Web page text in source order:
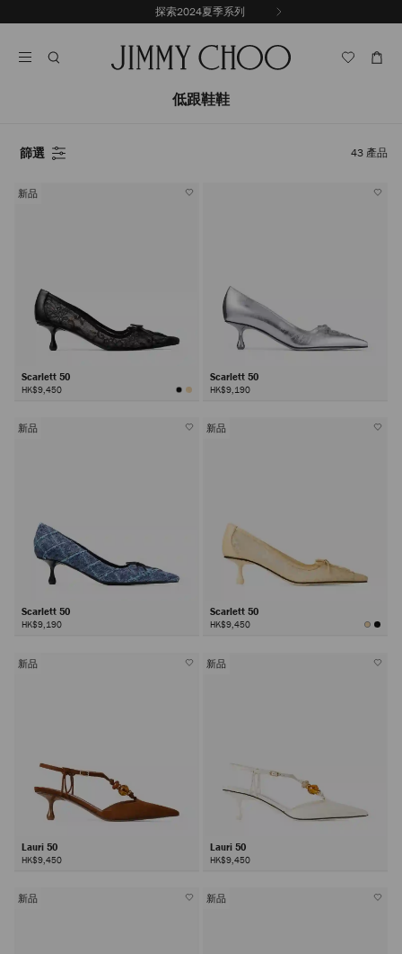
至
張
投
探索2024夏季系列
低跟鞋鞋
篩選 43 產品
新品
Scarlett 50
HK$9,450
Scarlett 50
HK$9,190
新品
Scarlett 50
HK$9,190
新品
Scarlett 50
HK$9,450
新品
Lauri 50
HK$9,450
新品
Lauri 50
HK$9,450
新品 新品